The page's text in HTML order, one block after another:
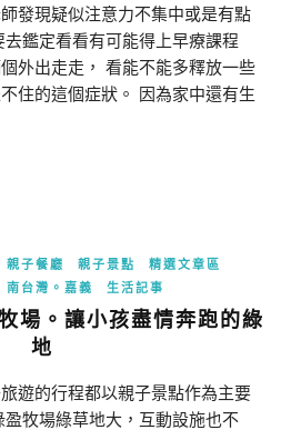
發現疑似注意力不集中或是有點
鑑定看看有可能得上早療課程
外出走走， 看能不能多釋放一些
住的這個症狀。 因為家中還有生
親子餐廳 親子景點
精選文章區
南台灣。嘉義 生活記事
場。讓小孩盡情奔跑的綠
地
遊的行程都以親子景點作為主要
牧場綠草地大，互動設施也不